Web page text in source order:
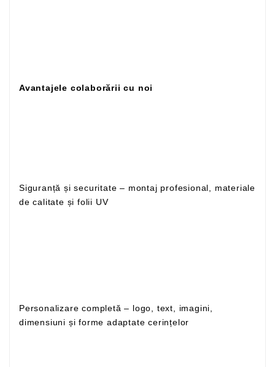
Avantajele colaborării cu noi
Siguranță și securitate – montaj profesional, materiale
de calitate și folii UV
Personalizare completă – logo, text, imagini,
dimensiuni și forme adaptate cerințelor